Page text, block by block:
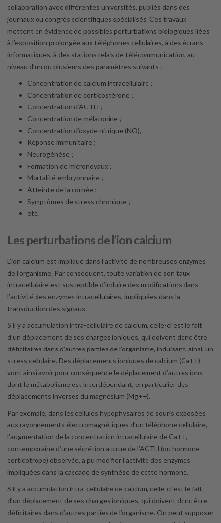
collaboration avec différentes universités, publiés dans des
journaux ou congrès scientifiques spécialisés. Ces travaux
mettent en évidence de possibles perturbations biologiques liées
à l’exposition prolongée aux téléphones cellulaires, à des écrans
informatiques, à des stations relais de télécommunication, au
niveau d’un ou plusieurs des paramètres suivants :
Concentration de calcium intracellulaire ;
Concentration de corticostérone ;
Concentration d’ACTH ;
Concentration de mélatonine ;
Concentration d’oxyde nitrique (NO),
Réponse immunitaire ;
Neurogénèse ;
Formation de micronoyaux ;
Mortalité embryonnaire ;
Atteinte de la cornée ;
Symptômes de stress chronique ;
etc.
Les perturbations de l’ion calcium
L’ion calcium est impliqué dans l’activité de nombreuses enzymes
de l’organisme. Par conséquent, toute variation de son taux
intracellulaire est susceptible d’induire des modifications dans
l’activité des enzymes intracellulaires, impliquées dans la
transduction des signaux.
S’il y a accumulation intra-cellulaire de calcium, celle-ci est le fait
d’un déplacement de ses charges ioniques, qui doivent donc être
déficitaires dans d’autres parties de l’organisme, induisant, ainsi, un
stress cellulaire. Des déplacements ioniques de calcium (Ca++)
vont ainsi avoir pour conséquence le déplacement d’autres ions
dont le métabolisme est interdépendant, en particulier des
déplacements inverses du magnésium (Mg++).
Par exemple, dans les cellules hypophysaires de souris exposées
aux rayonnements électromagnétiques d’un téléphone cellulaire,
l’augmentation de la concentration intracellulaire de Ca++,
contemporaine d’une sécrétion accrue de l’ACTH (ou hormone
corticotrope) observée, a pu modifier l’activité des enzymes
impliquées dans la cascade de synthèse de cette hormone.
S’il y a accumulation intra-cellulaire de calcium, celle-ci est le fait
d’un déplacement de ses charges ioniques, qui doivent donc être
déficitaires dans d’autres parties de l’organisme. On peut supposer